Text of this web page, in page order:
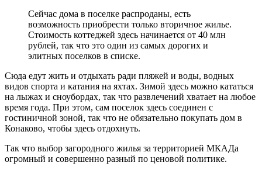
Сейчас дома в поселке распроданы, есть
возможность приобрести только вторичное жилье.
Стоимость коттеджей здесь начинается от 40 млн
рублей, так что это один из самых дорогих и
элитных поселков в списке.
Сюда едут жить и отдыхать ради пляжей и воды, водных
видов спорта и катания на яхтах. Зимой здесь можно кататься
на лыжах и сноубордах, так что развлечений хватает на любое
время года. При этом, сам поселок здесь соединен с
гостиничной зоной, так что не обязательно покупать дом в
Конаково, чтобы здесь отдохнуть.
Так что выбор загородного жилья за территорией МКАДа
огромный и совершенно разный по ценовой политике.